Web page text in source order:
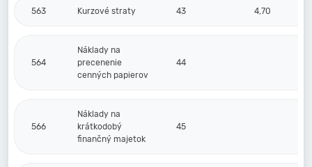
563 Kurzové straty 43 4,70
564
Náklady na
precenenie
cenných papierov
44
566
Náklady na
krátkodobý
finančný majetok
45